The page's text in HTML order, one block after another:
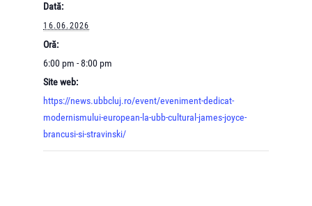
Dată:
16.06.2026
Oră:
6:00 pm - 8:00 pm
Site web:
https://news.ubbcluj.ro/event/eveniment-dedicat-
modernismului-european-la-ubb-cultural-james-joyce-
brancusi-si-stravinski/